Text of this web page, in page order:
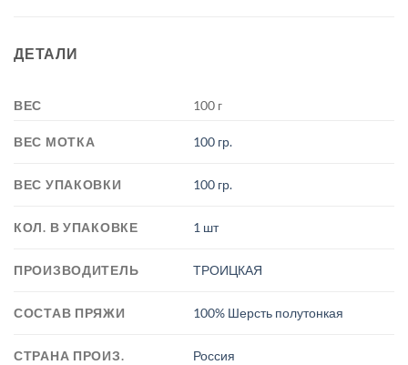
ДЕТАЛИ
ВЕС 100 г
ВЕС МОТКА 100 гр.
ВЕС УПАКОВКИ 100 гр.
КОЛ. В УПАКОВКЕ 1 шт
ПРОИЗВОДИТЕЛЬ ТРОИЦКАЯ
СОСТАВ ПРЯЖИ 100% Шерсть полутонкая
СТРАНА ПРОИЗ. Россия